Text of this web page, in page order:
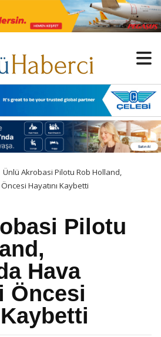
Ünlü Akrobasi Pilotu Rob Holland,
Hayatını Kaybetti
Pilotu
Hava
Öncesi
Kaybetti